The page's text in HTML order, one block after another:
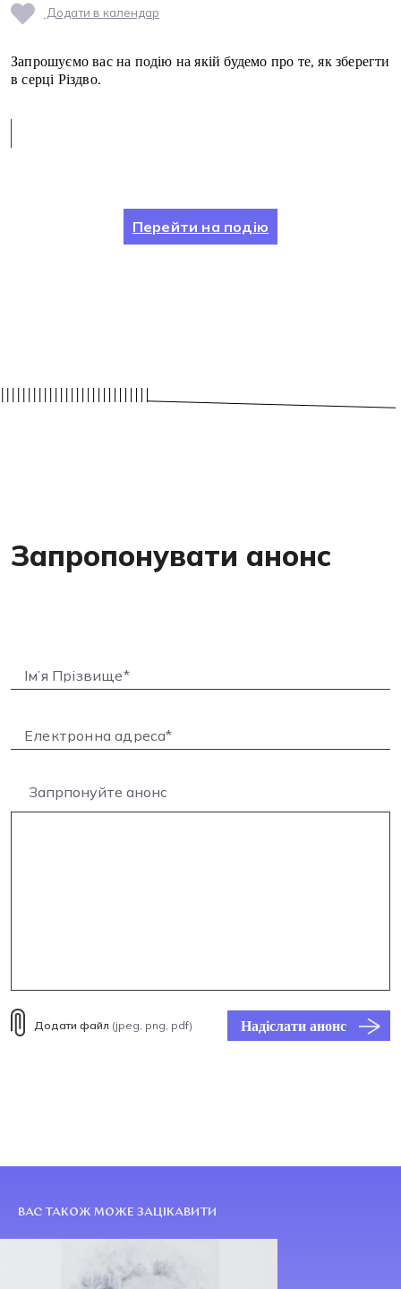
Додати в календар
Запрошуємо вас на подію на якій будемо про те, як зберегти
в серці Різдво.
Перейти на подію
Запропонувати анонс
Запрпонуйте анонс
Додати файл (jpeg, png, pdf) Надіслати анонс
ВАС ТАКОЖ МОЖЕ ЗАЦІКАВИТИ